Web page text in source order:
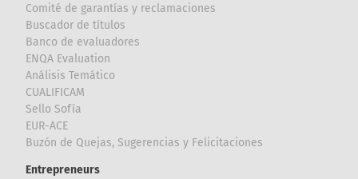
Comité de garantías y reclamaciones
Buscador de títulos
Banco de evaluadores
ENQA Evaluation
Análisis Temático
CUALIFICAM
Sello Sofía
EUR-ACE
Buzón de Quejas, Sugerencias y Felicitaciones
Entrepreneurs